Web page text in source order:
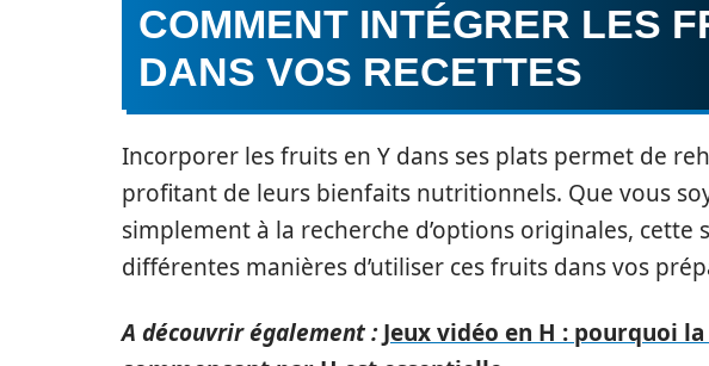
COMMENT INTÉGRER LES
DANS VOS RECETTES
Incorporer les fruits en Y dans ses plats permet de
profitant de leurs bienfaits nutritionnels. Que vous
simplement à la recherche d’options originales, cette
différentes manières d’utiliser ces fruits dans vos
A découvrir également : Jeux vidéo en H : pourquoi